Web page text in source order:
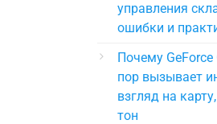
управления
ошибки и
Почему
пор вызывает
взгляд на
тон